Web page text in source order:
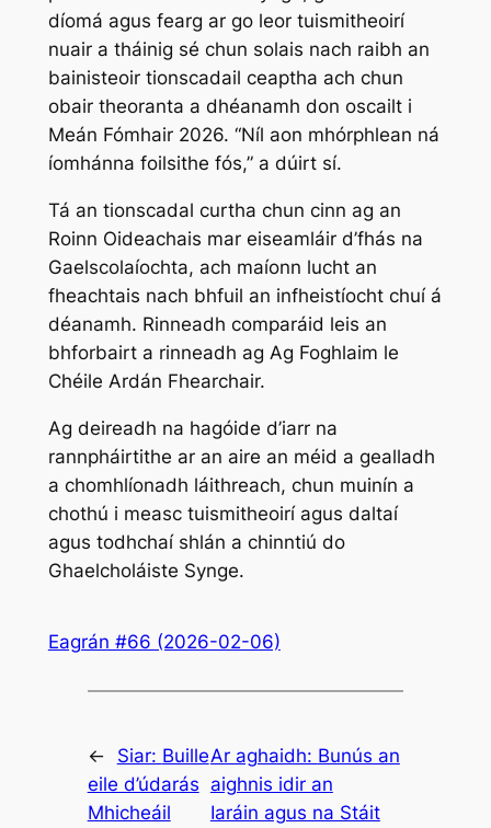
díomá agus fearg ar go leor tuismitheoirí
nuair a tháinig sé chun solais nach raibh an
bainisteoir tionscadail ceaptha ach chun
obair theoranta a dhéanamh don oscailt i
Meán Fómhair 2026. “Níl aon mhórphlean ná
íomhánna foilsithe fós,” a dúirt sí.
Tá an tionscadal curtha chun cinn ag an
Roinn Oideachais mar eiseamláir d’fhás na
Gaelscolaíochta, ach maíonn lucht an
fheachtais nach bhfuil an infheistíocht chuí á
déanamh. Rinneadh comparáid leis an
bhforbairt a rinneadh ag Ag Foghlaim le
Chéile Ardán Fhearchair.
Ag deireadh na hagóide d’iarr na
rannpháirtithe ar an aire an méid a gealladh
a chomhlíonadh láithreach, chun muinín a
chothú i measc tuismitheoirí agus daltaí
agus todhchaí shlán a chinntiú do
Ghaelcholáiste Synge.
Eagrán #66 (2026-02-06)
← Siar: Buille
eile d’údarás
Mhicheáil
Ar aghaidh: Bunús an
aighnis idir an
Iaráin agus na Stáit